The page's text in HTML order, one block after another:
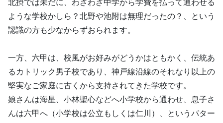
北摂では未だに、わざわざ中学から学費を払って通わせる
ような学校かしら？北野や池附は無理だったの？、という
認識の方も少なからずおられます。
一方、六甲は、校風がお好みがどうかはともかく、伝統あ
るカトリック男子校であり、神戸線沿線のそれなり以上の
堅実なご家庭に古くから支持されてきた学校です。
娘さんは海星、小林聖心などへ小学校から通わせ、息子さ
んは六甲へ（小学校は公立もしくは仁川）、というパター